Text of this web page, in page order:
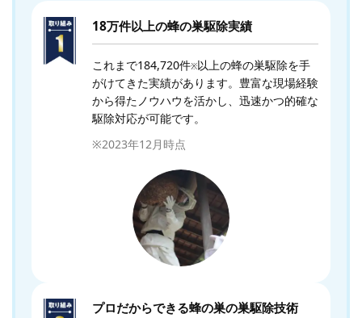
18万件以上の蜂の巣駆除実績
これまで184,720件※以上の蜂の巣駆除を手
がけてきた実績があります。豊富な現場経験
から得たノウハウを活かし、迅速かつ的確な
駆除対応が可能です。
※2023年12月時点
プロだからできる蜂の巣の巣駆除技術